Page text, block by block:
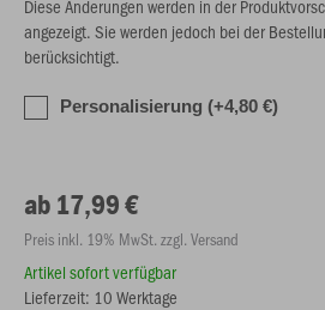
Diese Änderungen werden in der
angezeigt. Sie werden jedoch bei der
berücksichtigt.
Personalisierung (+4,80 €)
ab 17,99 €
Preis inkl. 19% MwSt. zzgl. Versand
Artikel sofort verfügbar
Lieferzeit: 10 Werktage